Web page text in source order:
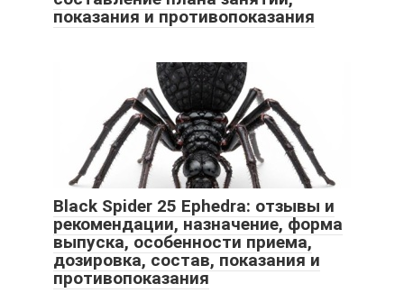
показания и противопоказания
Black Spider 25 Ephedra: отзывы и
рекомендации, назначение, форма
выпуска, особенности приема,
дозировка, состав, показания и
противопоказания